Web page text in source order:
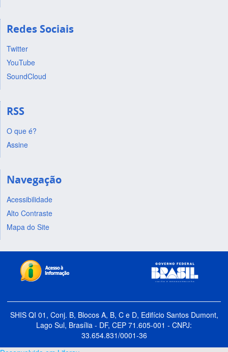
Redes Sociais
Twitter
YouTube
SoundCloud
RSS
O que é?
Assine
Navegação
Acessibilidade
Alto Contraste
Mapa do Site
SHIS QI 01, Conj. B, Blocos A, B, C e D, Edifício Santos Dumont,
Lago Sul, Brasília - DF, CEP 71.605-001 - CNPJ:
33.654.831/0001-36